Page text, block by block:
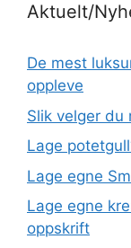
Aktuelt/
De mest
oppleve
Slik velger du
Lage
Lage egne
Lage egne
oppskrift